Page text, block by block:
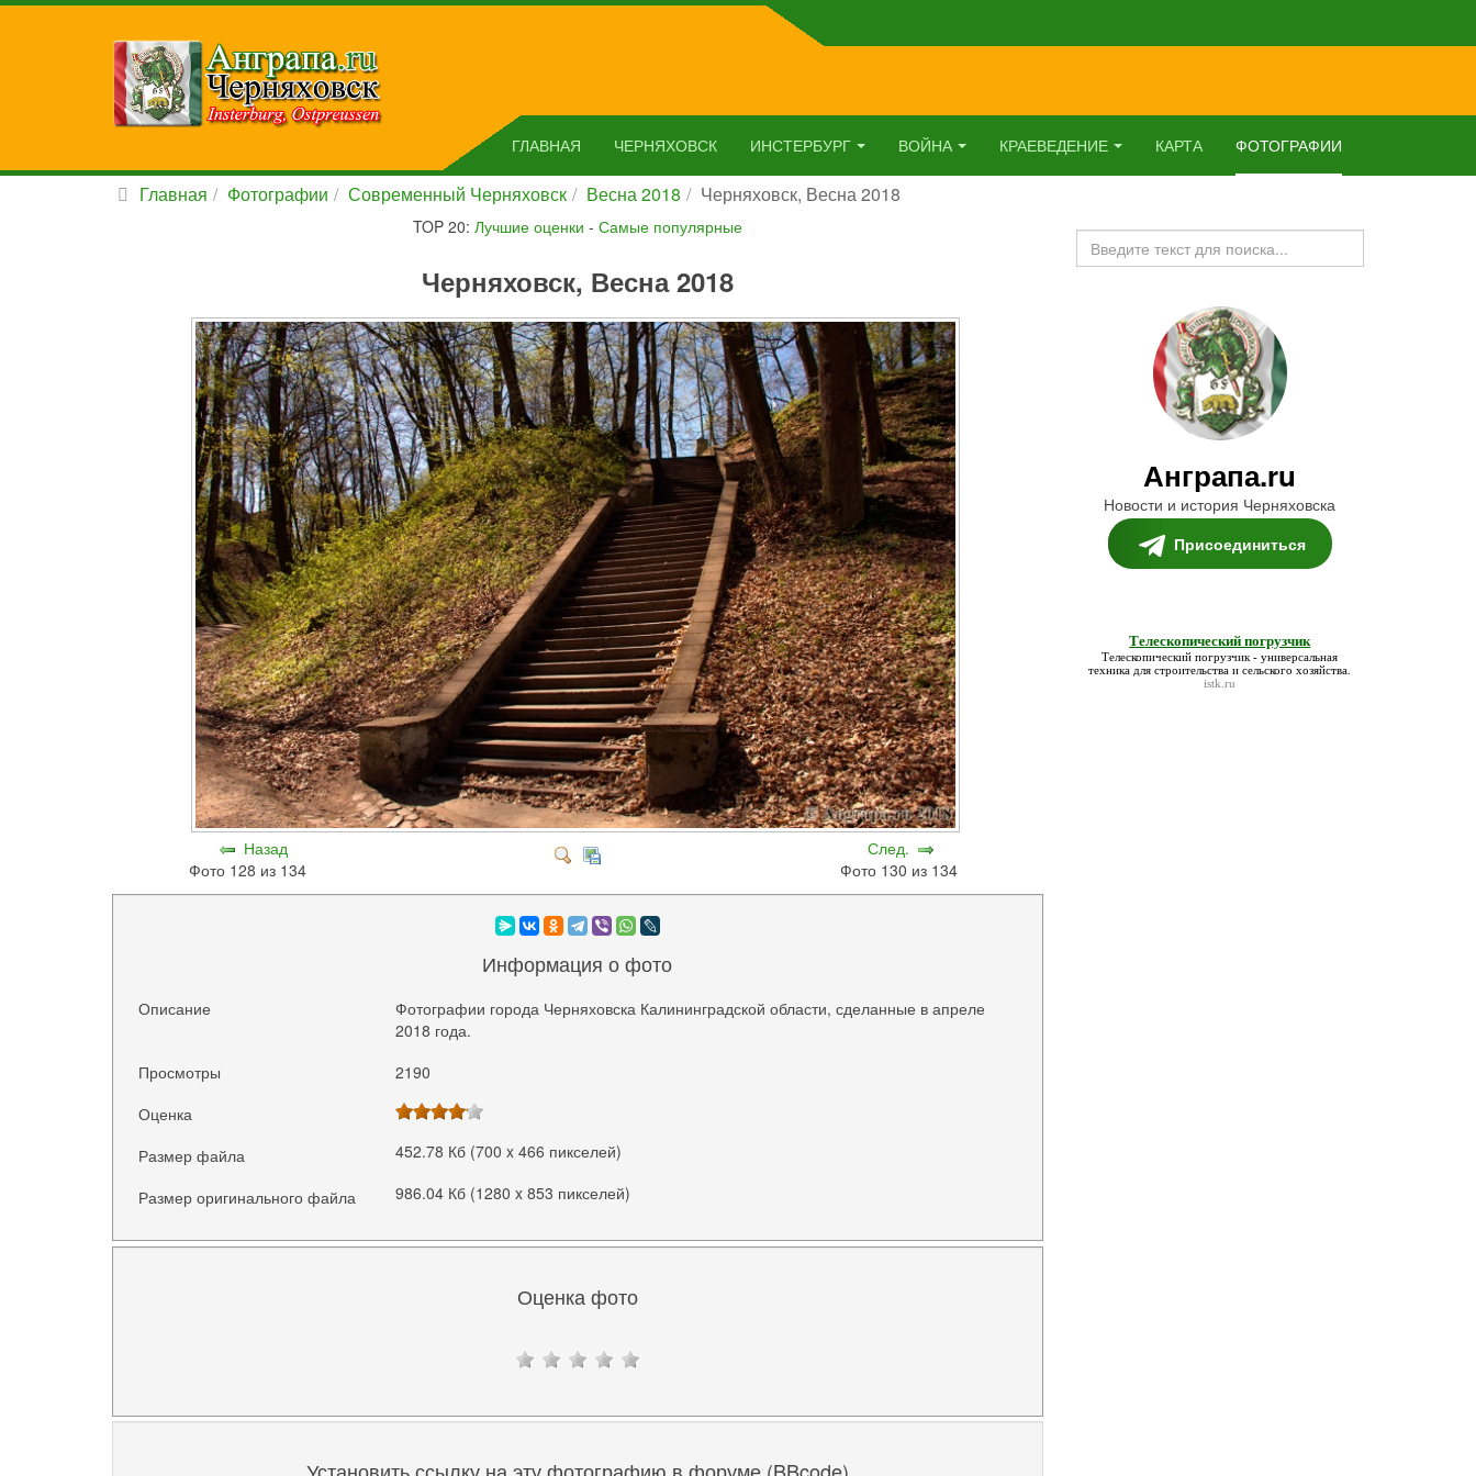
ГЛАВНАЯ ЧЕРНЯХОВСК ИНСТЕРБУРГ ВОЙНА КРАЕВЕДЕНИЕ КАРТА ФОТОГРАФИИ
Главная Фотографии Современный Черняховск Весна 2018 Черняховск, Весна 2018
TOP 20: Лучшие оценки - Самые популярные
Черняховск, Весна 2018
Назад
Фото 128 из 134
След.
Фото 130 из 134
Информация о фото
Описание
Фотографии города Черняховска Калининградской области, сделанные в апреле
2018 года.
Просмотры
2190
Оценка
Размер файла
452.78 Кб (700 x 466 пикселей)
Размер оригинального файла 986.04 Кб (1280 x 853 пикселей)
Оценка фото
Установить ссылку на эту фотографию в форуме (BBcode)
Искать...
Анграпа.ru
Новости и история Черняховска
Присоединиться
Телескопический погрузчик
Телескопический погрузчик - универсальная
техника для строительства и сельского хозяйства.
istk.ru